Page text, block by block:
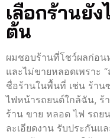
เลือกร้านยั
ต้น
ผมชอบร้านที่โชว์ผลก่อน
และไม่ขายหลอดเพราะ
ชื่อร้านในพื้นที่ เช่น ร้าน
ไฟหน้ารถยนต์ใกล้ฉัน, ร้
ร้าน ขาย หลอด ไฟ รถย
ละเอียดงาน รับประกัน